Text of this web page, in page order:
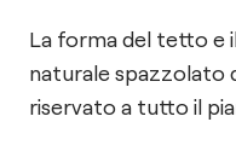
La forma del tetto e
naturale spazzolato
riservato a tutto il